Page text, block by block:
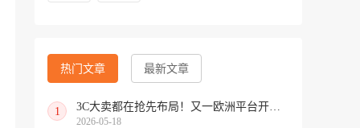
热门文章 最新文章
1 3C大卖都在抢先布局！又一欧洲平台开放中国招商
2026-05-18